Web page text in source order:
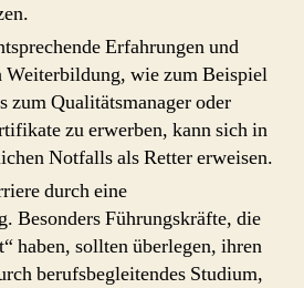
Erfahrungen und
Weiterbildung, wie zum Beispiel
zum Qualitätsmanager oder
zu erwerben, kann sich in
Notfalls als Retter erweisen.
durch eine
Besonders Führungskräfte, die
haben, sollten überlegen, ihren
berufsbegleitendes Studium,